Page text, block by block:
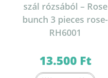
szál rózsából – Rose
bunch 3 pieces rose-
RH6001
13.500 Ft